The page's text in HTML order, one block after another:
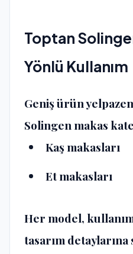
Toptan
Yönlü Kullanım
Geniş ürün
Solingen makas
Kaş makasları
Et makasları
Her model,
tasarım